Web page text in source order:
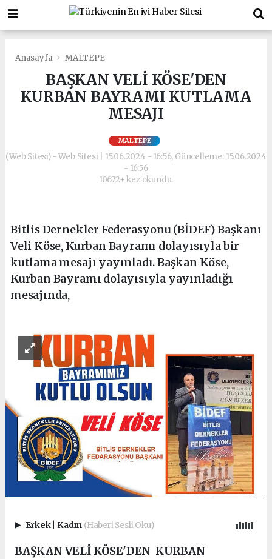
Anasayfa MALTEPE
BAŞKAN VELİ KÖSE'DEN
KURBAN BAYRAMI KUTLAMA
MESAJI
MALTEPE
(Web Sitesi) - Web Sitesi | 15.06.2024 - 16:56, Güncelleme: 15.06.2024
- 16:56
10672+ kez okundu.
Bitlis Dernekler Federasyonu (BİDEF) Başkanı
Veli Köse, Kurban Bayramı dolayısıyla bir
kutlama mesajı yayınladı. Başkan Köse,
Kurban Bayramı dolayısıyla yayınladığı
mesajında,
Erkek Kadın (Haberi Sesli Oku)
BAŞKAN VELİ KÖSE'DEN KURBAN